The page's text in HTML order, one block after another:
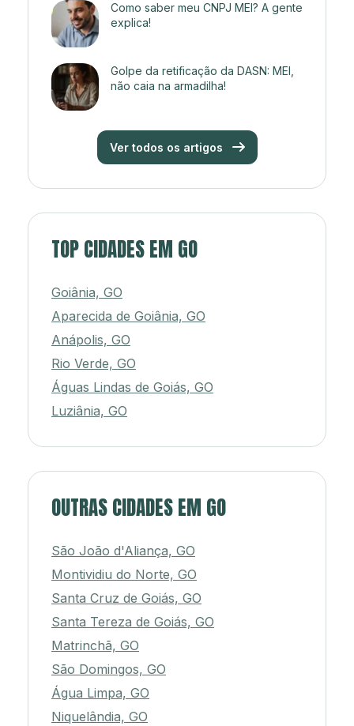
Como saber meu CNPJ MEI? A gente
explica!
Golpe da retificação da DASN: MEI,
não caia na armadilha!
Ver todos os artigos
TOP CIDADES EM GO
Goiânia, GO
Aparecida de Goiânia, GO
Anápolis, GO
Rio Verde, GO
Águas Lindas de Goiás, GO
Luziânia, GO
OUTRAS CIDADES EM GO
São João d'Aliança, GO
Montividiu do Norte, GO
Santa Cruz de Goiás, GO
Santa Tereza de Goiás, GO
Matrinchã, GO
São Domingos, GO
Água Limpa, GO
Niquelândia, GO